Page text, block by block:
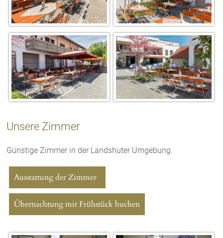
Unsere Zimmer
Günstige Zimmer in der Landshuter Umgebung.
Ausstattung der Zimmer
Übernachtung mit Frühstück buchen